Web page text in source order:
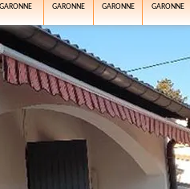
GARONNE
GARONNE
GARONNE
GARONNE